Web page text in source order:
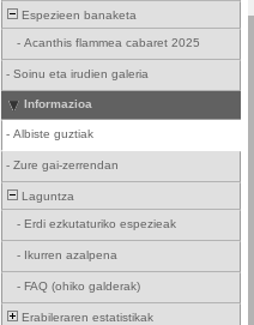
Espezieen banaketa
- Acanthis flammea cabaret 2025
- Soinu eta irudien galeria
Informazioa
- Albiste guztiak
- Zure gai-zerrendan
Laguntza
- Erdi ezkutaturiko espezieak
- Ikurren azalpena
- FAQ (ohiko galderak)
Erabileraren estatistikak